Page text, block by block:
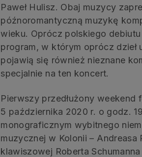
Paweł Hulisz. Obaj muzycy
późnoromantyczną muzykę
wieku. Oprócz polskiego
program, w którym oprócz dzieł
pojawią się również nieznane
specjalnie na ten koncert.
Pierwszy przedłużony
5 października 2020 r. o godz.
monograficznym wybitnego
muzycznej w Kolonii –
klawiszowej Roberta